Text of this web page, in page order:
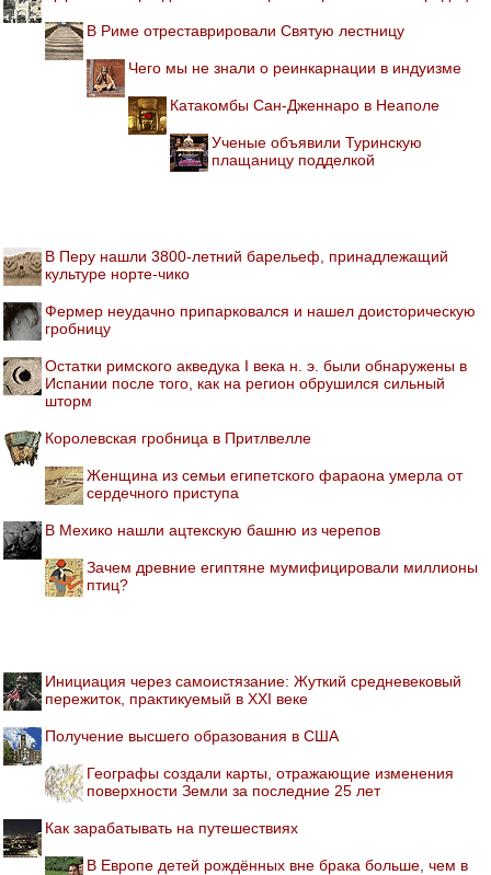
В Риме отреставрировали Святую лестницу
Чего мы не знали о реинкарнации в индуизме
Катакомбы Сан-Дженнаро в Неаполе
Ученые объявили Туринскую
плащаницу подделкой
В Перу нашли 3800-летний барельеф, принадлежащий
культуре норте-чико
Фермер неудачно припарковался и нашел доисторическую
гробницу
Остатки римского акведука I века н. э. были обнаружены в
Испании после того, как на регион обрушился сильный
шторм
Королевская гробница в Притлвелле
Женщина из семьи египетского фараона умерла от
сердечного приступа
В Мехико нашли ацтекскую башню из черепов
Зачем древние египтяне мумифицировали миллионы
птиц?
Инициация через самоистязание: Жуткий средневековый
пережиток, практикуемый в XXI веке
Получение высшего образования в США
Географы создали карты, отражающие изменения
поверхности Земли за последние 25 лет
Как зарабатывать на путешествиях
В Европе детей рождённых вне брака больше, чем в